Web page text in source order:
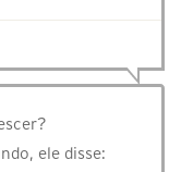
ele disse:⠀